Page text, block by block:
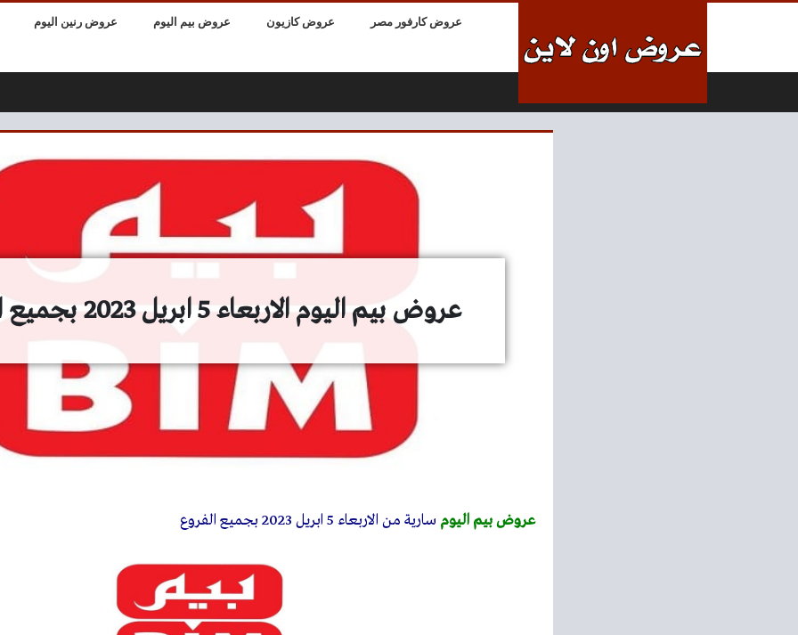
عروض كارفور مصر عروض كازيون عروض بيم اليوم عروض رنين اليوم
عروض بيم اليوم الاربعاء 5 ابريل 2023 بجميع الفروع
عروض بيم اليوم سارية من الاربعاء 5 ابريل 2023 بجميع الفروع